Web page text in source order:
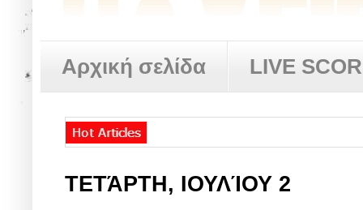
Αρχική σελίδα LIVE
ΤΕΤΆΡΤΗ, ΙΟΥΛΊΟΥ 2